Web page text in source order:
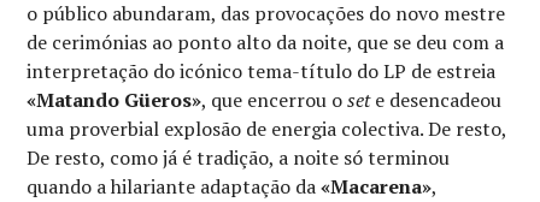
o público abundaram, das provocações do novo mestre
de cerimónias ao ponto alto da noite, que se deu com a
interpretação do icónico tema-título do LP de estreia
«Matando Güeros», que encerrou osete desencadeou
uma proverbial explosão de energia colectiva. De resto,
De resto, como já é tradição, a noite só terminou
quando a hilariante adaptação da«Macarena»,